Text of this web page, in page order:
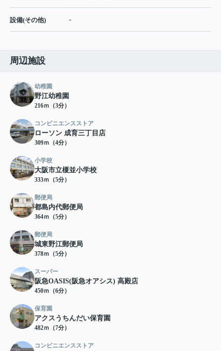
設備(その他) -
周辺施設
幼稚園
野江幼稚園
216ｍ（3分）
コンビニエンスストア
ローソン 成育三丁目店
309ｍ（4分）
小学校
大阪市立榎並小学校
333ｍ（5分）
郵便局
都島内代郵便局
364ｍ（5分）
郵便局
城東野江郵便局
378ｍ（5分）
スーパー
阪急OASIS(阪急オアシス) 高殿店
450ｍ（6分）
保育園
アクスうちんだい保育園
482ｍ（7分）
コンビニエンスストア